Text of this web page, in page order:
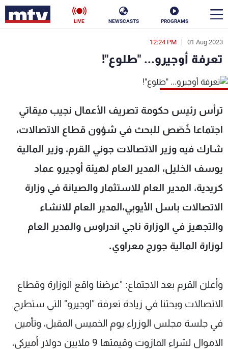
PROGRAMS
NEWSCASTS
LIVE
01 Aug 2023
12:24 PM
تعرفة أوجيرو... "طلوع"!
ترأس رئيس حكومة تصريف الأعمال نجيب ميقاتي
اجتماعا خُصّص للبحث في شؤون قطاع الاتصالات،
شارك فيه وزير الاتصالات جوني القرم، وزير المالية
يوسف الخليل، المدير العام لهيئة أوجيرو عماد
كريدية، المدير العام للاستثمار والصيانة في وزارة
الاتصالات باسل الأيوبي،المدير العام للانشاء
والتجهيز في الوزارة ناجي اندراوس والمدير العام
لوزارة المالية جورج معراوي.
وأعلن القرم بعد الاجتماع: "عرضنا واقع الوزارة وقطاع
الاتصالات وبحثنا في زيادة تعرفة "اوجيرو" التي ستطرح
في جلسة مجلس الوزراء يوم الخميس المقبل، وتأمين
الاموال لشراء المازوت وقيمتها 9 ملايين دولار أميركي،
en
الأخبار
سياسة
إقتصاد فن
كأس العالم
البرامج
جدول البرامج
شاهد البرامج
الترددات
عن MTV
لاعلاناتكم
وظائف
شروط الإسـتخدام
سياسة الخصوصية